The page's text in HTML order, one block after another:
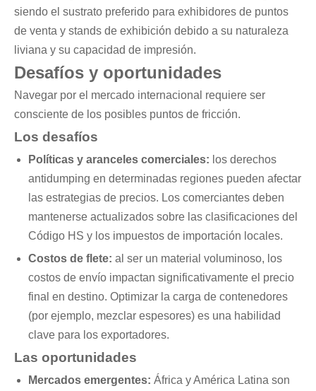
siendo el sustrato preferido para exhibidores de puntos
de venta y stands de exhibición debido a su naturaleza
liviana y su capacidad de impresión.
Desafíos y oportunidades
Navegar por el mercado internacional requiere ser
consciente de los posibles puntos de fricción.
Los desafíos
Políticas y aranceles comerciales: los derechos
antidumping en determinadas regiones pueden afectar
las estrategias de precios. Los comerciantes deben
mantenerse actualizados sobre las clasificaciones del
Código HS y los impuestos de importación locales.
Costos de flete: al ser un material voluminoso, los
costos de envío impactan significativamente el precio
final en destino. Optimizar la carga de contenedores
(por ejemplo, mezclar espesores) es una habilidad
clave para los exportadores.
Las oportunidades
Mercados emergentes: África y América Latina son